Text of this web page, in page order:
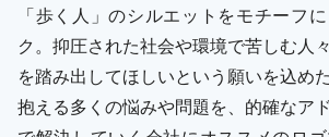
「歩く人」のシルエットをモチーフ
ク。抑圧された社会や環境で苦しむ人
を踏み出してほしいという願いを込め
抱える多くの悩みや問題を、的確なア